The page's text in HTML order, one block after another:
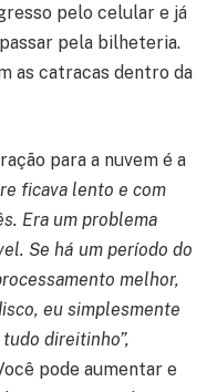
pelo celular e já
pela bilheteria.
as catracas dentro da
para a nuvem é a
ficava lento e com
Era um problema
Se há um período do
melhor,
eu simplesmente
direitinho”,
pode aumentar e